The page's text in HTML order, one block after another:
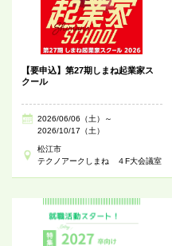
【要申込】第27期しまね起業家ス
クール
2026/06/06（土）～
2026/10/17（土）
松江市
テクノアークしまね ４F大会議室